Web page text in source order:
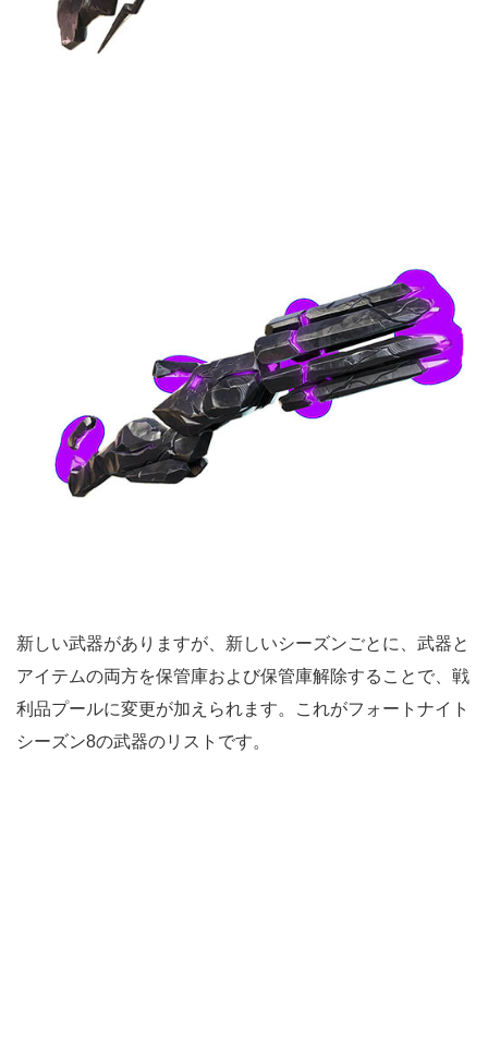
新しい武器がありますが、新しいシーズンごとに、武器と
アイテムの両方を保管庫および保管庫解除することで、戦
利品プールに変更が加えられます。これがフォートナイト
シーズン8の武器のリストです。